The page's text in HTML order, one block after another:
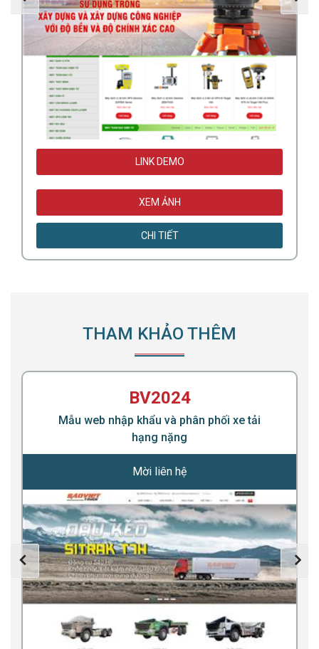
LINK DEMO
XEM ẢNH
CHI TIẾT
THAM KHẢO THÊM
BV2024
Mẫu web nhập khẩu và phân phối xe tải
hạng nặng
Mời liên hệ